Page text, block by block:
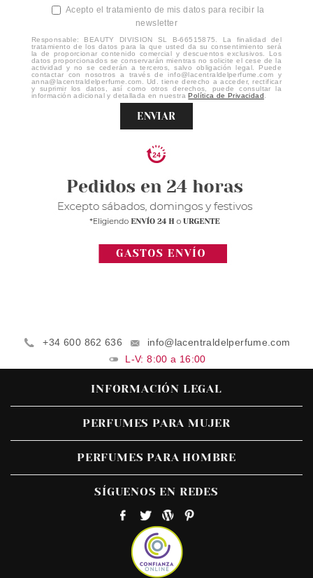
Acepto el tratamiento de mis datos para recibir la
newsletter
Responsable: BEAUTY DIVISION SL B-66515875. La finalidad del
tratamiento de los datos para la que usted da su consentimiento será
la de proporcionar contenido comercial y descuentos exclusivos. Los
datos proporcionados se conservarán mientras no solicite el cese de la
actividad y no se cederán a terceros, salvo obligación legal. Puede
contactar con nosotros a través de info@lacentraldelperfume.com y
anna@lacentraldelperfume.com. Ud. tiene derecho a acceder, rectificar
y suprimir los datos, así como otros derechos, puede consultar la
información adicional y detallada en nuestraPolítica de Privacidad.
ENVIAR
+34 600 862 636
info@lacentraldelperfume.com
L-V: 8:00 a 16:00
INFORMACIÓN LEGAL
PERFUMES PARA MUJER
PERFUMES PARA HOMBRE
SÍGUENOS EN REDES